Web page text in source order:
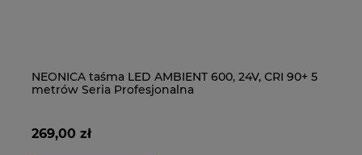
NEONICA taśma LED AMBIENT 600, 24V, CRI 90+ 5
metrów Seria Profesjonalna
269,00 zł